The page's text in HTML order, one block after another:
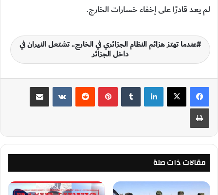
لم يعد قادرًا على إخفاء خسارات الخارج.
عندما تهتز هزائم النظام الجزائري في الخارج.. تشتعل النيران في
داخل الجزائر
لينكدإن بينتيريست
مقالات ذات صلة